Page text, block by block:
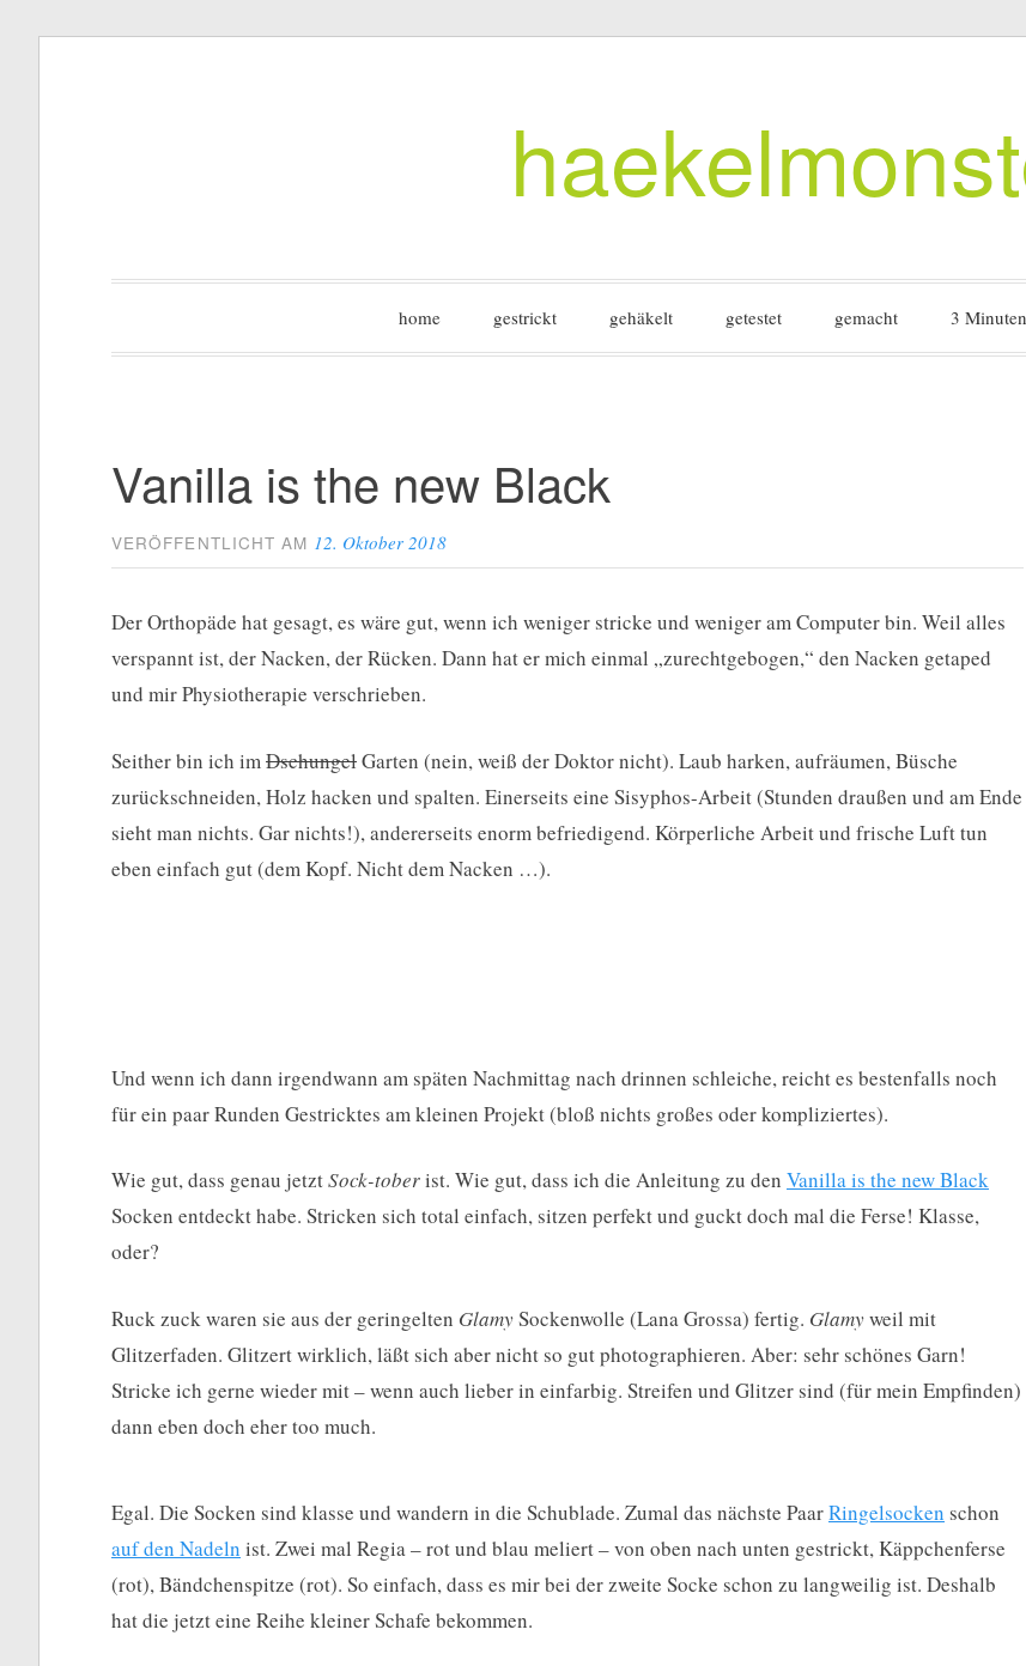
home gestrickt gehäkelt getestet gemacht 3 Minuten
Vanilla is the new Black
VERÖFFENTLICHT AM 12. Oktober 2018
Der Orthopäde hat gesagt, es wäre gut, wenn ich weniger stricke und weniger am Computer bin. Weil alles
verspannt ist, der Nacken, der Rücken. Dann hat er mich einmal „zurechtgebogen,“ den Nacken getaped
und mir Physiotherapie verschrieben.
Seither bin ich im DschungelGarten (nein, weiß der Doktor nicht). Laub harken, aufräumen, Büsche
zurückschneiden, Holz hacken und spalten. Einerseits eine Sisyphos-Arbeit (Stunden draußen und am Ende
sieht man nichts. Gar nichts!), andererseits enorm befriedigend. Körperliche Arbeit und frische Luft tun
eben einfach gut (dem Kopf. Nicht dem Nacken …).
Und wenn ich dann irgendwann am späten Nachmittag nach drinnen schleiche, reicht es bestenfalls noch
für ein paar Runden Gestricktes am kleinen Projekt (bloß nichts großes oder kompliziertes).
Wie gut, dass genau jetztSock-toberist. Wie gut, dass ich die Anleitung zu den Vanilla is the new Black
Socken entdeckt habe. Stricken sich total einfach, sitzen perfekt und guckt doch mal die Ferse! Klasse,
oder?
Ruck zuck waren sie aus der geringelten GlamySockenwolle (Lana Grossa) fertig. Glamyweil mit
Glitzerfaden. Glitzert wirklich, läßt sich aber nicht so gut photographieren. Aber: sehr schönes Garn!
Stricke ich gerne wieder mit – wenn auch lieber in einfarbig. Streifen und Glitzer sind (für mein Empfinden)
dann eben doch eher too much.
Egal. Die Socken sind klasse und wandern in die Schublade. Zumal das nächste PaarRingelsocken schon
auf den Nadeln ist. Zwei mal Regia – rot und blau meliert – von oben nach unten gestrickt, Käppchenferse
(rot), Bändchenspitze (rot). So einfach, dass es mir bei der zweite Socke schon zu langweilig ist. Deshalb
hat die jetzt eine Reihe kleiner Schafe bekommen.